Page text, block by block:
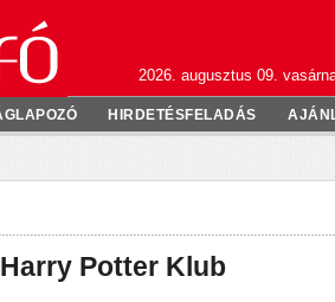
2026. augusztus 09.
HIRDETÉSFELADÁS
Harry Potter Klub